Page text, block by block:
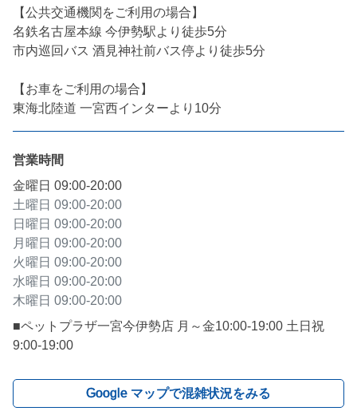
【公共交通機関をご利用の場合】
名鉄名古屋本線 今伊勢駅より徒歩5分
市内巡回バス 酒見神社前バス停より徒歩5分
【お車をご利用の場合】
東海北陸道 一宮西インターより10分
営業時間
金曜日 09:00-20:00
土曜日 09:00-20:00
日曜日 09:00-20:00
月曜日 09:00-20:00
火曜日 09:00-20:00
水曜日 09:00-20:00
木曜日 09:00-20:00
■ペットプラザ一宮今伊勢店 月～金10:00-19:00 土日祝
9:00-19:00
Google マップで混雑状況をみる